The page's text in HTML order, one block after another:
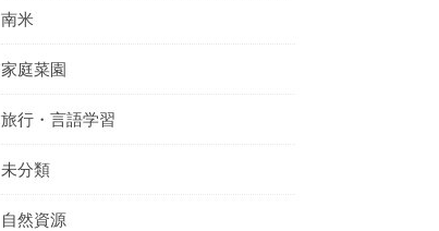
南米
家庭菜園
旅行・言語学習
未分類
自然資源